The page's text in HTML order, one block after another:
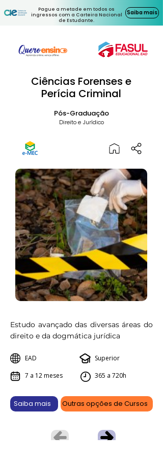
Pague a metade em todos os
ingressos com a Carteira Nacional
de Estudante.
Saiba mais
Ciências Forenses e
Perícia Criminal
Pós-Graduação
Direito e Jurídico
Estudo avançado das diversas áreas do
direito e da dogmática jurídica
EAD
7 a 12 meses
Superior
365 a 720h
Saiba mais Outras opções de Cursos